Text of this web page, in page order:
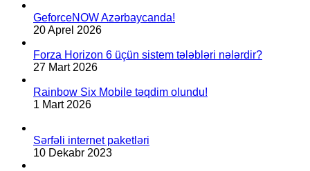
GeforceNOW Azərbaycanda!
20 Aprel 2026
Forza Horizon 6 üçün sistem tələbləri nələrdir?
27 Mart 2026
Rainbow Six Mobile təqdim olundu!
1 Mart 2026
Sərfəli internet paketləri
10 Dekabr 2023